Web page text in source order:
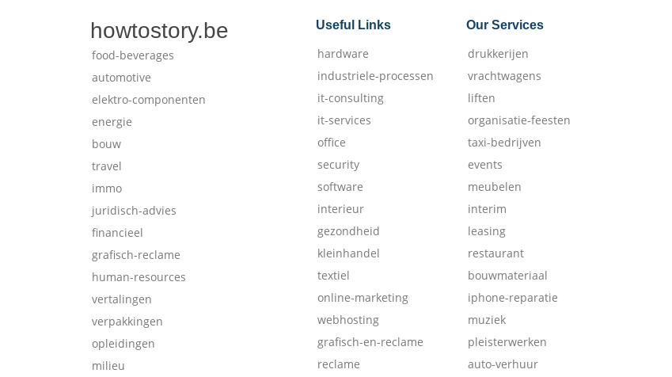
howtostory.be
food-beverages
automotive
elektro-componenten
energie
bouw
travel
immo
juridisch-advies
financieel
grafisch-reclame
human-resources
vertalingen
verpakkingen
opleidingen
milieu
Useful Links
hardware
industriele-processen
it-consulting
it-services
office
security
software
interieur
gezondheid
kleinhandel
textiel
online-marketing
webhosting
grafisch-en-reclame
reclame
Our Services
drukkerijen
vrachtwagens
liften
organisatie-feesten
taxi-bedrijven
events
meubelen
interim
leasing
restaurant
bouwmateriaal
iphone-reparatie
muziek
pleisterwerken
auto-verhuur